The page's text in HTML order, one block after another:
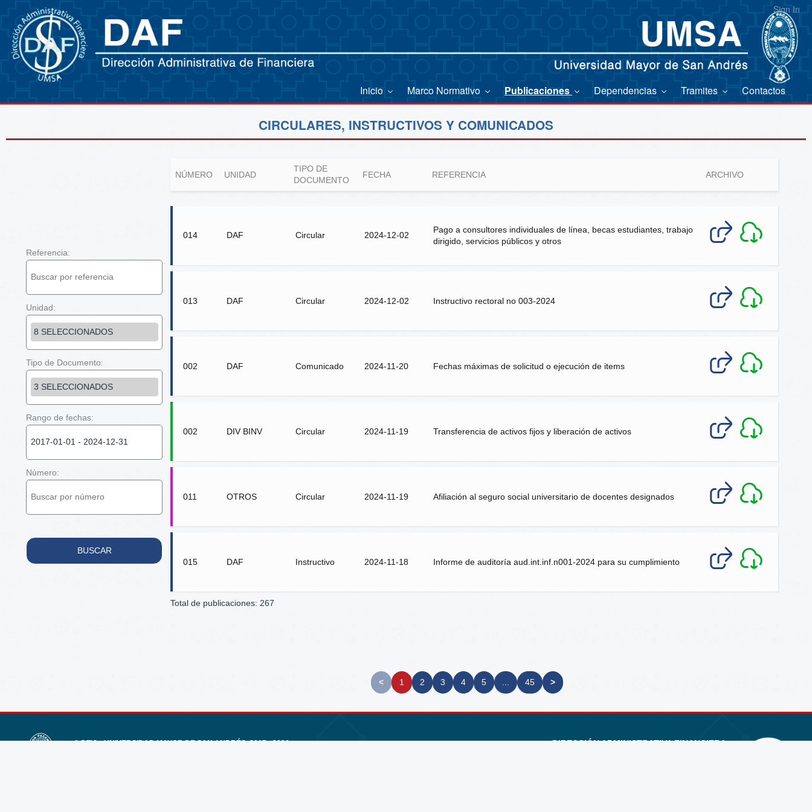
Sign In
Inicio Marco Normativo Publicaciones Dependencias Tramites Contactos
CIRCULARES, INSTRUCTIVOS Y COMUNICADOS
Referencia:
Unidad:
8 SELECCIONADOS
Tipo de Documento:
3 SELECCIONADOS
Rango de fechas:
Número:
BUSCAR
NÚMERO UNIDAD
TIPO DE
DOCUMENTO
FECHA REFERENCIA ARCHIVO
014 DAF Circular 2024-12-02
Pago a consultores individuales de línea, becas estudiantes, trabajo
dirigido, servicios públicos y otros
013 DAF Circular 2024-12-02 Instructivo rectoral no 003-2024
002 DAF Comunicado 2024-11-20 Fechas máximas de solicitud o ejecución de items
002 DIV BINV Circular 2024-11-19 Transferencia de activos fijos y liberación de activos
011 OTROS Circular 2024-11-19 Afiliación al seguro social universitario de docentes designados
015 DAF Instructivo 2024-11-18 Informe de auditoría aud.int.inf.n001-2024 para su cumplimiento
Total de publicaciones: 267
< 1 2 3 4 5 45 >
© DTIC - UNIVERSIDAD MAYOR DE SAN ANDRÉS, 2017 - 2026 DIRECCIÓN ADMINISTRATIVA FINANCIERA